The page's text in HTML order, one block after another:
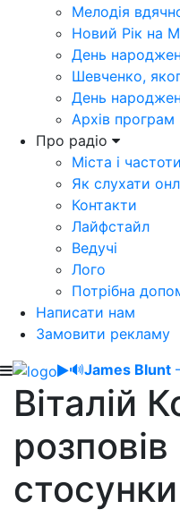
Мелодія
Новий Рік на
День
Шевченко,
День
Архів програм
Про радіо
Міста і частоти
Як слухати
Контакти
Лайфстайл
Ведучі
Лого
Потрібна
Написати нам
Замовити рекламу
🔊James Blunt
Віталій
стосунки